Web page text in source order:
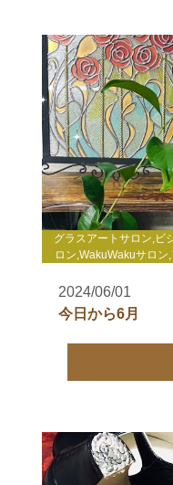
グラスアートサロン,ビ
ロン,WakuWakuサロン
2024/06/01
今日から6月